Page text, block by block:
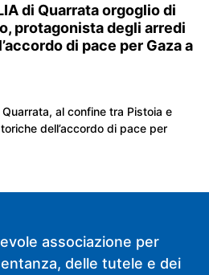
di Quarrata orgoglio di
protagonista degli arredi
di pace per Gaza a
Quarrata, al confine tra Pistoia e
dell’accordo di pace per
associazione per
delle tutele e dei